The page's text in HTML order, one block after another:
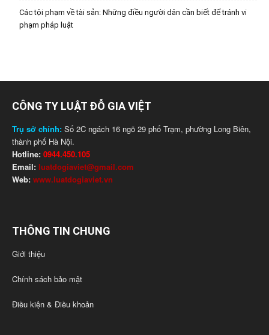
Các tội phạm về tài sản: Những điều người dân cần biết để tránh vi
phạm pháp luật
CÔNG TY LUẬT ĐỖ GIA VIỆT
Trụ sở chính: Số 2C ngách 16 ngõ 29 phố Trạm, phường Long Biên,
thành phố Hà Nội.
Hotline: 0944.450.105
Email: luatdogiaviet@gmail.com
Web: www.luatdogiaviet.vn
THÔNG TIN CHUNG
Giới thiệu
Chính sách bảo mật
Điều kiện & Điều khoản